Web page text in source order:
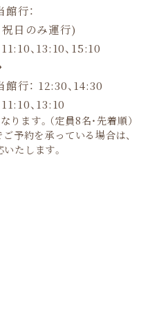
行：
祝日のみ運行)
、13:10、15:10
行： 12:30、14:30
、13:10
ます。（定員8名・先着順）
予約を承っている場合は、
たします。